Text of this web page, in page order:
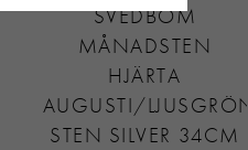
SVEDBOM
MÅNADSTEN
HJÄRTA
AUGUSTI/LJUSGRÖN
STEN SILVER 34CM